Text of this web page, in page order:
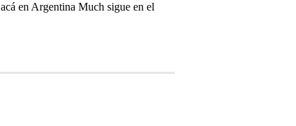
acá en Argentina Much sigue en el